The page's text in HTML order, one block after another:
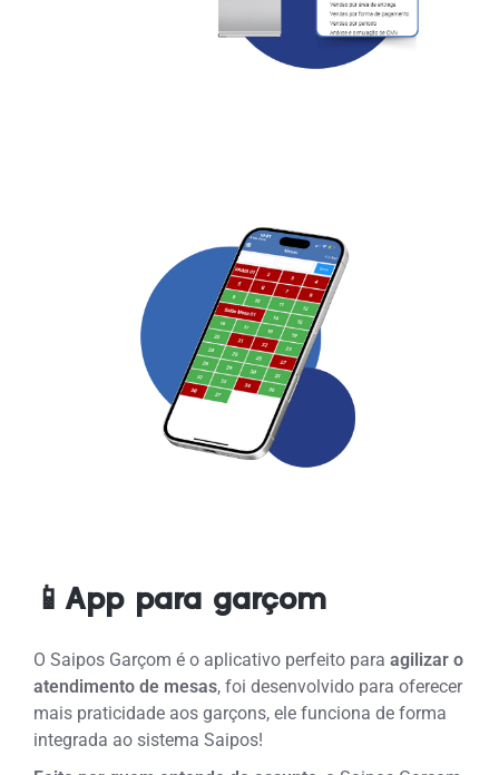
📱App para garçom
O Saipos Garçom é o aplicativo perfeito paraagilizar o
atendimento de mesas, foi desenvolvido para oferecer
mais praticidade aos garçons, ele funciona de forma
integrada ao sistema Saipos!